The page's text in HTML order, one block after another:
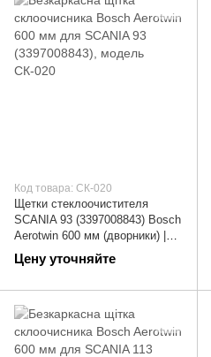
Код товара: СК-020
Щетки стеклоочистителя
SCANIA 93 (3397008843) Bosch
Aerotwin 600 мм (дворники) |
СК-020
Цену уточняйте